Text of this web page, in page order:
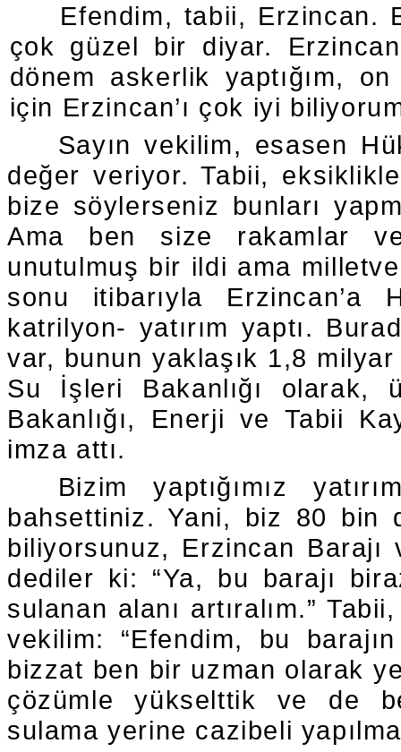
Efendim, tabii, Erzincan.
çok güzel bir diyar.
dönem askerlik yaptığım,
için Erzincan’ı çok iyi
Sayın vekilim, esasen
değer veriyor. Tabii,
bize söylerseniz bunları
Ama ben size rakamlar
unutulmuş bir ildi ama
sonu itibarıyla
katrilyon- yatırım yaptı.
var, bunun yaklaşık 1,8
Su İşleri Bakanlığı olarak,
Bakanlığı, Enerji ve Tabii
imza attı.
Bizim yaptığımız
bahsettiniz. Yani, biz 80 bin
biliyorsunuz, Erzincan
dediler ki: “Ya, bu barajı
sulanan alanı artıralım.”
vekilim: “Efendim, bu
bizzat ben bir uzman olarak
çözümle yükselttik ve de
sulama yerine cazibeli